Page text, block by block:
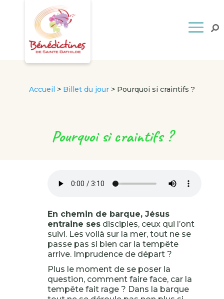
Accueil > Billet du jour> Pourquoi si craintifs ?
Pourquoi si craintifs ?
En chemin de barque, Jésus
entraine sesdisciples, ceux qui l’ont
suivi. Les voilà sur la mer, tout ne se
passe pas si bien car la tempête
arrive. Imprudence de départ ?
Plus le moment de se poser la
question, comment faire face, car la
tempête fait rage ? Dans la barque